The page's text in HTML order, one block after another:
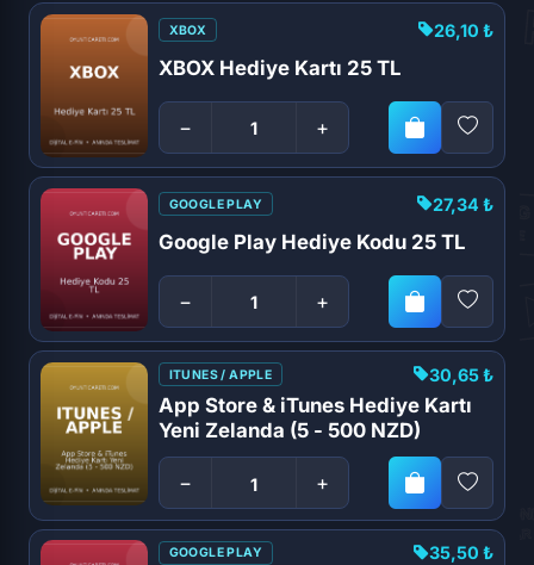
XBOX
XBOX Hediye Kartı 25 TL
− +
26,10 ₺
GOOGLE PLAY
Google Play Hediye Kodu 25 TL
− +
27,34 ₺
ITUNES / APPLE
App Store & iTunes Hediye Kartı
Yeni Zelanda (5 - 500 NZD)
− +
30,65 ₺
GOOGLE PLAY 35,50 ₺